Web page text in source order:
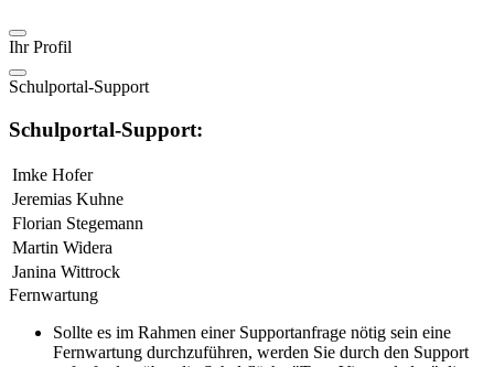
Ihr Profil
Schulportal-Support
Schulportal-Support:
Imke Hofer
Jeremias Kuhne
Florian Stegemann
Martin Widera
Janina Wittrock
Fernwartung
Sollte es im Rahmen einer Supportanfrage nötig sein eine
Fernwartung durchzuführen, werden Sie durch den Support